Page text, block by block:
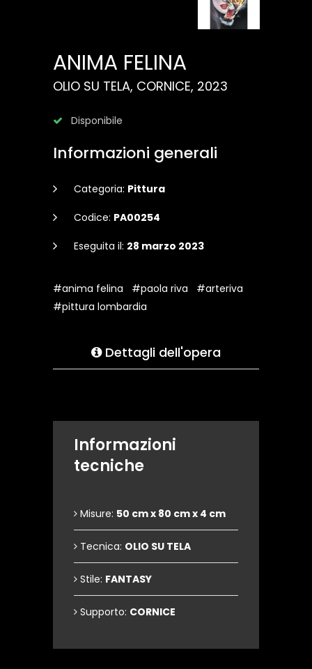
ANIMA FELINA
OLIO SU TELA, CORNICE, 2023
Disponibile
Informazioni generali
Categoria: Pittura
Codice: PA00254
Eseguita il: 28 marzo 2023
#anima felina #paola riva
#arteriva
#pittura lombardia
Dettagli dell'opera
Informazioni
tecniche
Misure: 50 cm x 80 cm x 4 cm
Tecnica: OLIO SU TELA
Stile: FANTASY
Supporto: CORNICE